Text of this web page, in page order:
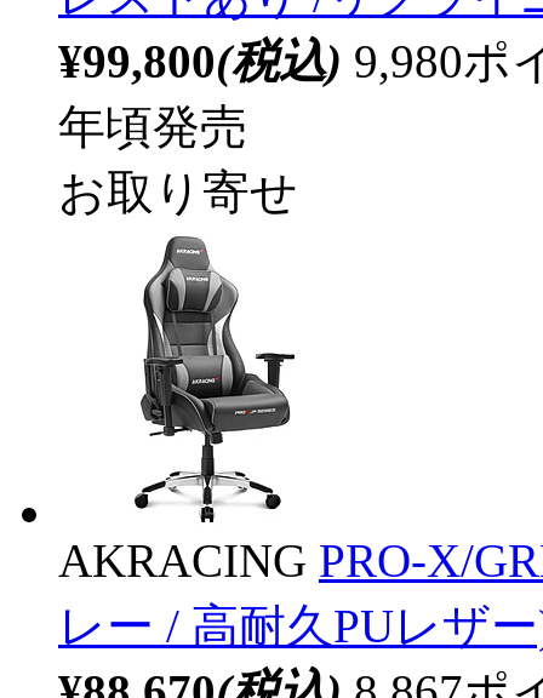
¥99,800(税込) 9,980ポ
年頃発売
お取り寄せ
AKRACING PRO-X/
レー / 高耐久PUレザ